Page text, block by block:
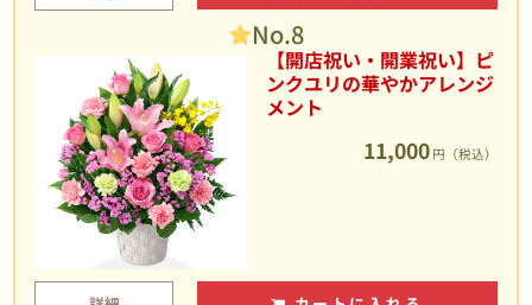
No.8
【開店祝い・開業祝い】ピ
ンクユリの華やかアレンジ
メント
11,000 円（税込）